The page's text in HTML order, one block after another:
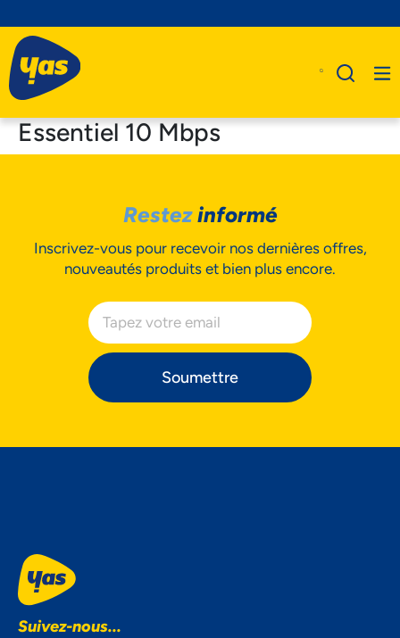
Business
Assistance
Essentiel 10 Mbps
Restezinformé
Inscrivez-vous pour recevoir nos dernières offres,
nouveautés produits et bien plus encore.
Soumettre
Suivez-nous...